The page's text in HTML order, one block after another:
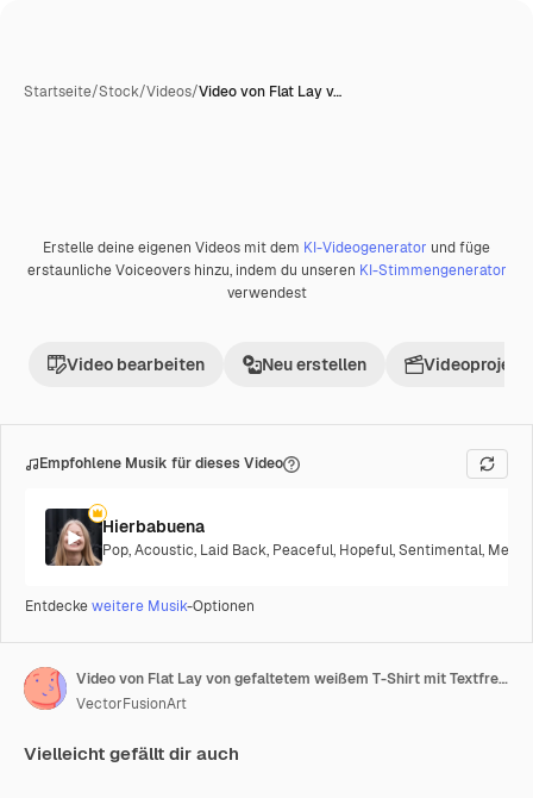
Startseite/Stock/Videos/Video von Flat Lay v…
PremiumKI-generiert
Erstelle deine eigenen Videos mit dem KI-Videogenerator und füge
erstaunliche Voiceovers hinzu, indem du unseren KI-Stimmengenerator
verwendest
Video bearbeiten Neu erstellen Videoprojekt
Empfohlene Musik für dieses Video
Hierbabuena
Pop,Acoustic, Laid Back, Peaceful, Hopeful,Sentimental,
Entdeckeweitere Musik-Optionen
Video von Flat Lay von gefaltetem weißem T-Shirt mit Textfreiraum auf grauem und braunem Hintergrund
VectorFusionArt
Vielleicht gefällt dir auch